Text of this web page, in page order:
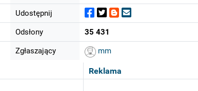
Udostępnij
Odsłony 35 431
Zgłaszający mm
Reklama